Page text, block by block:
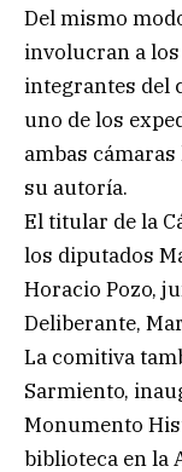
Del mismo
involucran a
integrantes del
uno de los
ambas
su autoría.
El titular de la
los diputados
Horacio Pozo,
Deliberante,
La comitiva
Sarmiento,
Monumento
biblioteca en la